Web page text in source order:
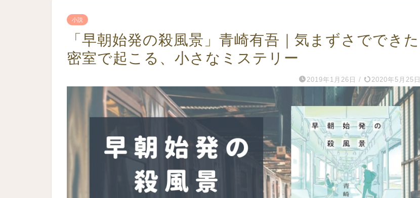
小説
「早朝始発の殺風景」青崎有吾｜気まずさでできた
密室で起こる、小さなミステリー
2019年1月26日 / 2020年5月25日